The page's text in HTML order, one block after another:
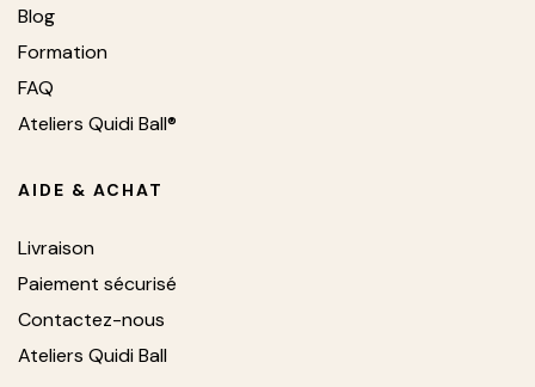
Blog
Formation
FAQ
Ateliers Quidi Ball®
AIDE & ACHAT
Livraison
Paiement sécurisé
Contactez-nous
Ateliers Quidi Ball